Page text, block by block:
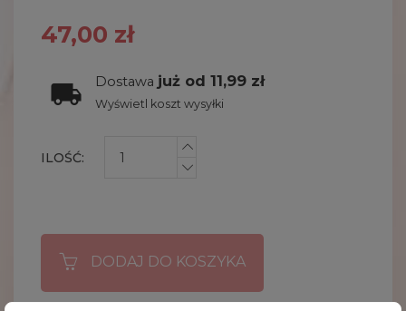
47,00 zł
Dostawa już od 11,99 zł
Wyświetl koszt wysyłki
ILOŚĆ:
DODAJ DO KOSZYKA